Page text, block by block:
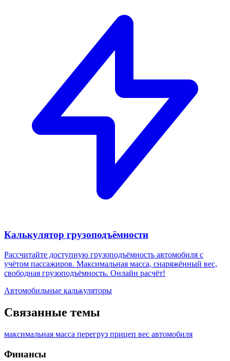
Калькулятор грузоподъёмности
Рассчитайте доступную грузоподъёмность автомобиля с
учётом пассажиров. Максимальная масса, снаряжённый вес,
свободная грузоподъёмность. Онлайн расчёт!
Автомобильные калькуляторы
Связанные темы
максимальная масса перегруз прицеп вес автомобиля
Финансы